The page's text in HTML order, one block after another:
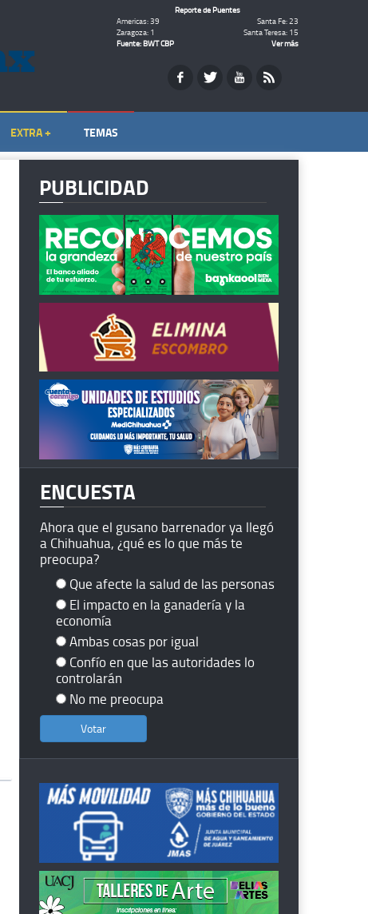
Reporte de Puentes
Americas: 39
Santa Fe: 23
Zaragoza: 1
Santa Teresa: 15
Fuente: BWT CBP
Ver más
EXTRA + TEMAS
PUBLICIDAD
ENCUESTA
Ahora que el gusano barrenador ya llegó
a Chihuahua, ¿qué es lo que más te
preocupa?
Que afecte la salud de las personas
El impacto en la ganadería y la
economía
Ambas cosas por igual
Confío en que las autoridades lo
controlarán
No me preocupa